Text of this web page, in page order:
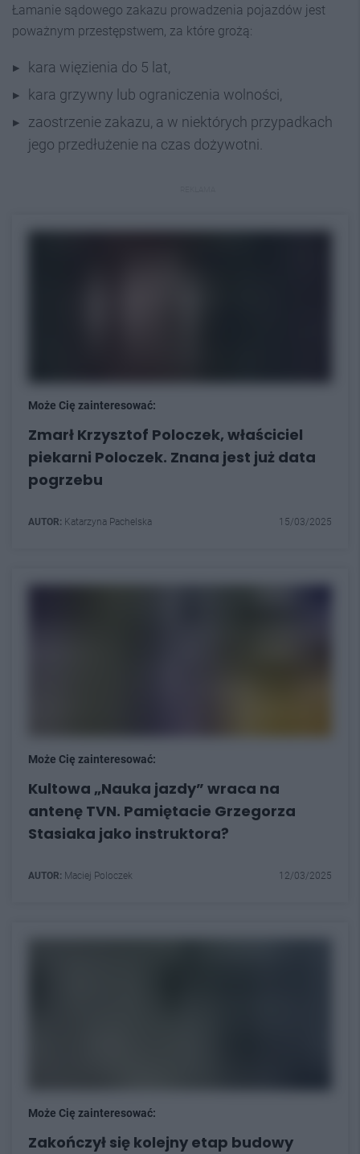
Łamanie sądowego zakazu prowadzenia pojazdów jest
poważnym przestępstwem, za które grożą:
kara więzienia do 5 lat,
kara grzywny lub ograniczenia wolności,
zaostrzenie zakazu, a w niektórych przypadkach
jego przedłużenie na czas dożywotni.
Może Cię zainteresować:
Zmarł Krzysztof Poloczek, właściciel
piekarni Poloczek. Znana jest już data
pogrzebu
AUTOR: Katarzyna Pachelska 15/03/2025
Może Cię zainteresować:
Kultowa „Nauka jazdy” wraca na
antenę TVN. Pamiętacie Grzegorza
Stasiaka jako instruktora?
AUTOR: Maciej Poloczek 12/03/2025
Może Cię zainteresować:
Zakończył się kolejny etap budowy